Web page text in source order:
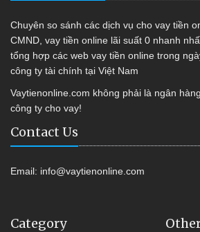
Chuyên so sánh các dịch vụ cho vay tiền
CMND, vay tiền online lãi suất 0 nhanh
tổng hợp các web vay tiền online trong
công ty tài chính tại Việt Nam
Vaytienonline.com không phải là ngân
công ty cho vay!
Contact Us
Email: info@vaytienonline.com
Category